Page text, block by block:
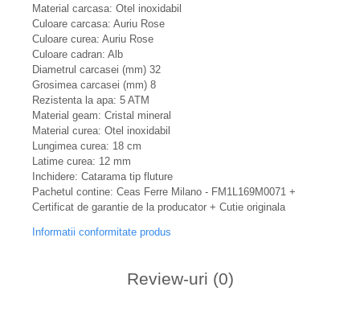
Material carcasa: Otel inoxidabil
Culoare carcasa: Auriu Rose
Culoare curea: Auriu Rose
Culoare cadran: Alb
Diametrul carcasei (mm) 32
Grosimea carcasei (mm) 8
Rezistenta la apa: 5 ATM
Material geam: Cristal mineral
Material curea: Otel inoxidabil
Lungimea curea: 18 cm
Latime curea: 12 mm
Inchidere: Catarama tip fluture
Pachetul contine: Ceas Ferre Milano - FM1L169M0071 +
Certificat de garantie de la producator + Cutie originala
Informatii conformitate produs
Review-uri (0)